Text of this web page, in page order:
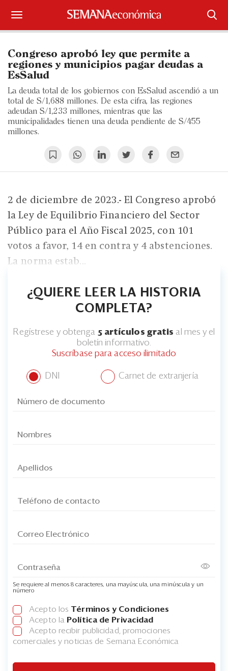
Iniciar sesión
Portada
¿Qué está pasando?
Sectores y Empresas
Management
Legal y Política
Eventos
Edición Impresa
Congreso aprobó ley que permite a
regiones y municipios pagar deudas a
EsSalud
La deuda total de los gobiernos con EsSalud ascendió a un
total de S/1,688 millones. De esta cifra, las regiones
adeudan S/1,233 millones, mientras que las
municipalidades tienen una deuda pendiente de S/455
millones.
2 de diciembre de 2023.- El Congreso aprobó
la Ley de Equilibrio Financiero del Sector
Público para el Año Fiscal 2025, con 101
votos a favor, 14 en contra y 4 abstenciones.
La norma estab...
¿QUIERE LEER LA HISTORIA
COMPLETA?
Regístrese y obtenga 5 artículos gratis al mes y el
boletín informativo.
Suscríbase para acceso ilimitado
DNI Carnet de extranjería
Se requiere al menos 8 caracteres, una mayúscula, una minúscula y un
número
Acepto los Términos y Condiciones
Acepto la Política de Privacidad
Acepto recibir publicidad, promociones
comerciales y noticias de Semana Económica